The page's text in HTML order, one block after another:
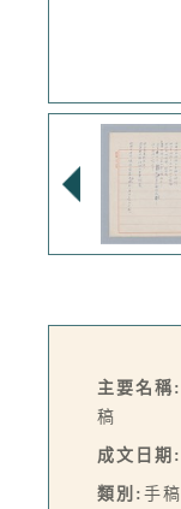
主要名稱:
稿
成文日期:
類別: 手稿